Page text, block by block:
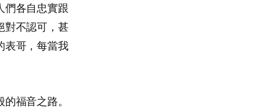
們各自忠實跟
對不認可，甚
表哥，每當我
福音之路。